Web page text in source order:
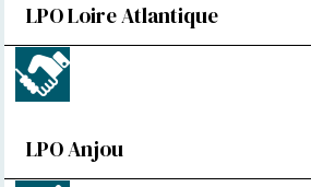
LPO Loire Atlantique
LPO Anjou